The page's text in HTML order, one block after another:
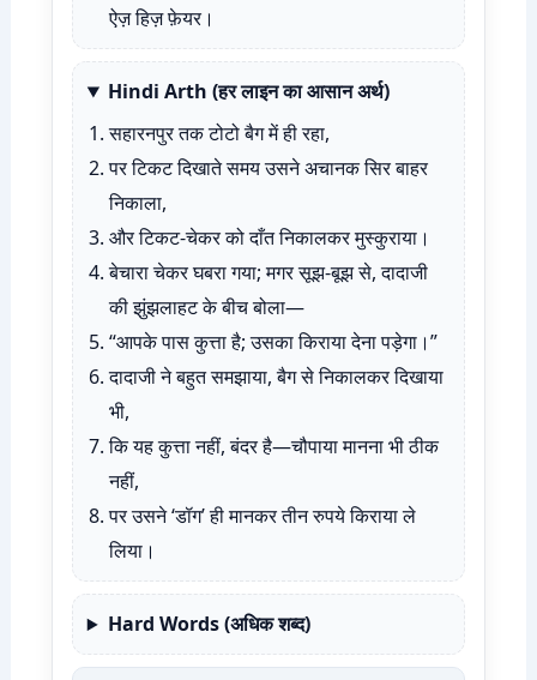
ऐज़ हिज़ फ़ेयर।
Hindi Arth (हर लाइन का आसान अर्थ)
सहारनपुर तक टोटो बैग में ही रहा,
पर टिकट दिखाते समय उसने अचानक सिर बाहर
निकाला,
और टिकट-चेकर को दाँत निकालकर मुस्कुराया।
बेचारा चेकर घबरा गया; मगर सूझ-बूझ से, दादाजी
की झुंझलाहट के बीच बोला—
“आपके पास कुत्ता है; उसका किराया देना पड़ेगा।”
दादाजी ने बहुत समझाया, बैग से निकालकर दिखाया
भी,
कि यह कुत्ता नहीं, बंदर है—चौपाया मानना भी ठीक
नहीं,
पर उसने ‘डॉग’ ही मानकर तीन रुपये किराया ले
लिया।
Hard Words (अधिक शब्द)